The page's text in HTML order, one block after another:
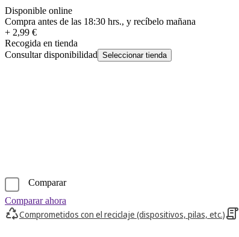
Disponible online
Compra antes de las 18:30 hrs., y recíbelo mañana
+ 2,99 €
Recogida en tienda
Consultar disponibilidad Seleccionar tienda
Comparar
Comparar ahora
Comprometidos con el reciclaje (dispositivos, pilas, etc.)